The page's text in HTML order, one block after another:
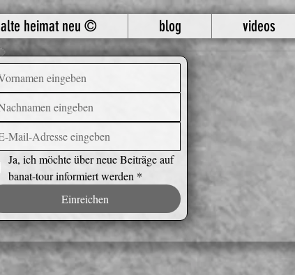
alte heimat neu © blog videos
Ja, ich möchte über neue Beiträge auf
banat-tour informiert werden *
Einreichen